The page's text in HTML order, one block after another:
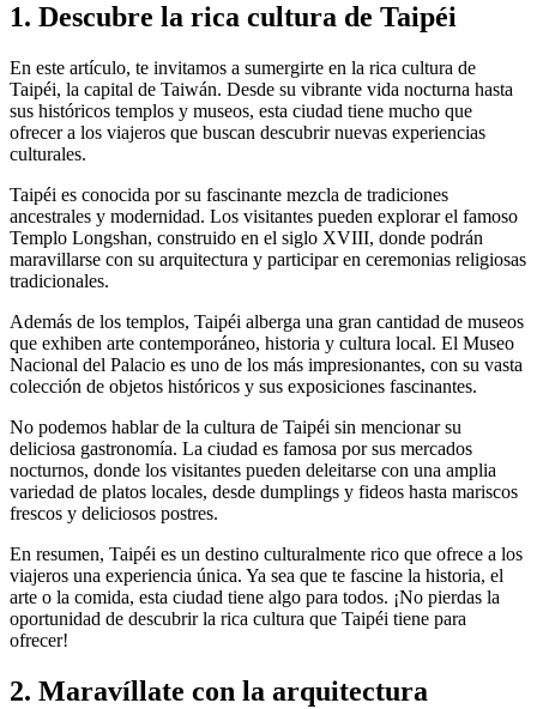
1. Descubre la rica cultura de Taipéi
En este artículo, te invitamos a sumergirte en la rica cultura de
Taipéi, la capital de Taiwán. Desde su vibrante vida nocturna hasta
sus históricos templos y museos, esta ciudad tiene mucho que
ofrecer a los viajeros que buscan descubrir nuevas experiencias
culturales.
Taipéi es conocida por su fascinante mezcla de tradiciones
ancestrales y modernidad. Los visitantes pueden explorar el famoso
Templo Longshan, construido en el siglo XVIII, donde podrán
maravillarse con su arquitectura y participar en ceremonias religiosas
tradicionales.
Además de los templos, Taipéi alberga una gran cantidad de museos
que exhiben arte contemporáneo, historia y cultura local. El Museo
Nacional del Palacio es uno de los más impresionantes, con su vasta
colección de objetos históricos y sus exposiciones fascinantes.
No podemos hablar de la cultura de Taipéi sin mencionar su
deliciosa gastronomía. La ciudad es famosa por sus mercados
nocturnos, donde los visitantes pueden deleitarse con una amplia
variedad de platos locales, desde dumplings y fideos hasta mariscos
frescos y deliciosos postres.
En resumen, Taipéi es un destino culturalmente rico que ofrece a los
viajeros una experiencia única. Ya sea que te fascine la historia, el
arte o la comida, esta ciudad tiene algo para todos. ¡No pierdas la
oportunidad de descubrir la rica cultura que Taipéi tiene para
ofrecer!
2. Maravíllate con la arquitectura